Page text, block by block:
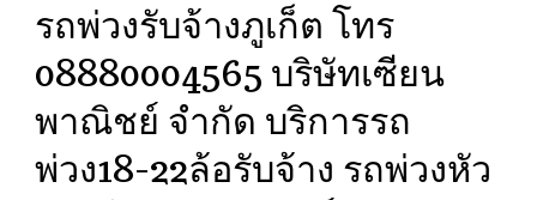
รถพ่วงรับจ้างภูเก็ต โทร
08880004565 บริษัทเซียน
พาณิชย์ จำกัด บริการรถ
พ่วง18-22ล้อรับจ้าง รถพ่วงหัว